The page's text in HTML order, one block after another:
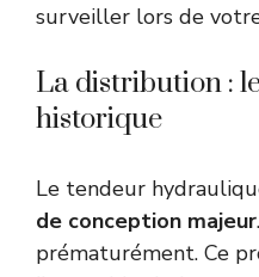
surveiller lors de
La distribution :
historique
Le tendeur
de conception majeur
prématurément. Ce